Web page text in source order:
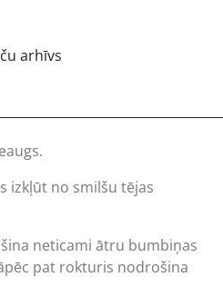
arhīvs
izkļūt no smilšu tējas
neticami ātru bumbiņas
pat rokturis nodrošina